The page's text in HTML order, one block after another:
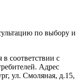
по выбору и
в соответствии с
Адрес
ул. Смоляная, д.15,